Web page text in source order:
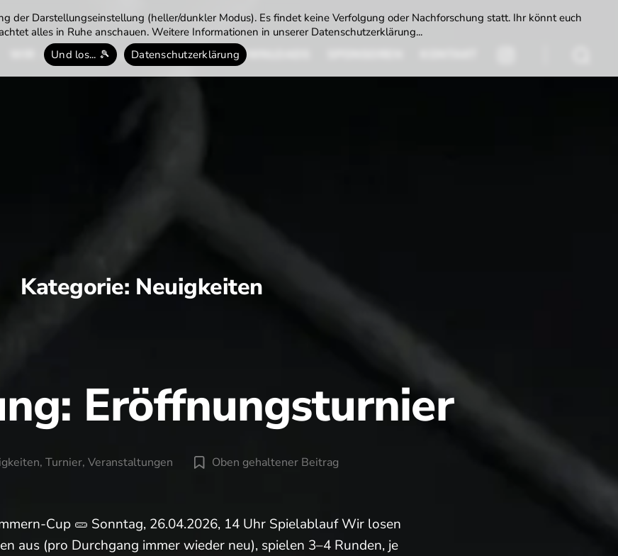
TENNIS TERMINE DOWNLOADS
Kategorie: Neuigkeiten
Eröffnungsturnier
, Turnier, Veranstaltungen Oben gehaltener Beitrag
Cup 🥒 Sonntag, 26.04.2026, 14 Uhr Spielablauf Wir losen
aus (pro Durchgang immer wieder neu), spielen 3–4 Runden, je
der Darstellungseinstellung (heller/dunkler Modus). Es findet keine Verfolgung oder Nachforschung statt. Ihr könnt euch
alles in Ruhe anschauen. Weitere Informationen in unserer Datenschutzerklärung...
Und los... 🎾
Datenschutzerklärung